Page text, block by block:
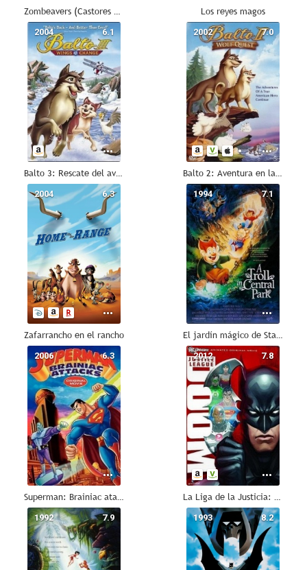
Zombeavers (Castores zombies) Los reyes magos
6.1
2004
Balto 3: Rescate del avión perdido
7.0
2002
Balto 2: Aventura en la tierra de hielo
6.3
2004
Zafarrancho en el rancho
7.1
1994
El jardín mágico de Stanley
6.3
2006
Superman: Brainiac ataca
7.8
2012
La Liga de la Justicia: Perdición
7.9
1992 8.2
1993